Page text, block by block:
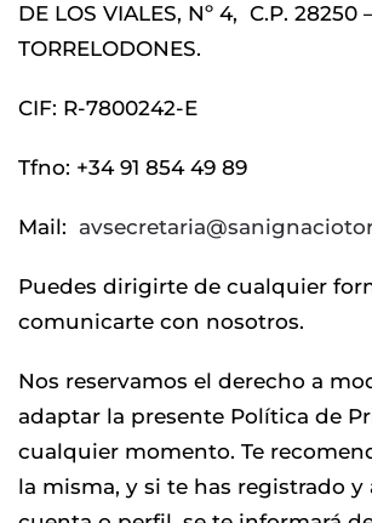
DE LOS VIALES, Nº 4, C.P. 28250
TORRELODONES.
CIF: R-7800242-E
Tfno: +34 91 854 49 89
Mail: avsecretaria@
Puedes dirigirte de cualquier
comunicarte con nosotros.
Nos reservamos el derecho a
adaptar la presente Política de
cualquier momento. Te
la misma, y si te has registrado y